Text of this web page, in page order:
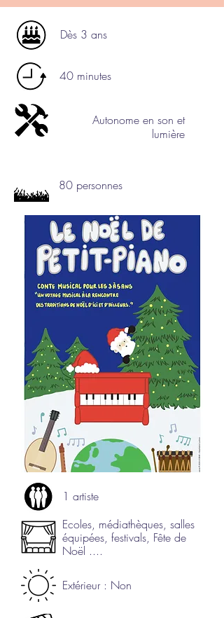
Dès 3 ans
40 minutes
Autonome en son et
lumière
80 personnes
1 artiste
Ecoles, médiathèques, salles
équipées, festivals, Fête de
Noël ....
Extérieur : Non